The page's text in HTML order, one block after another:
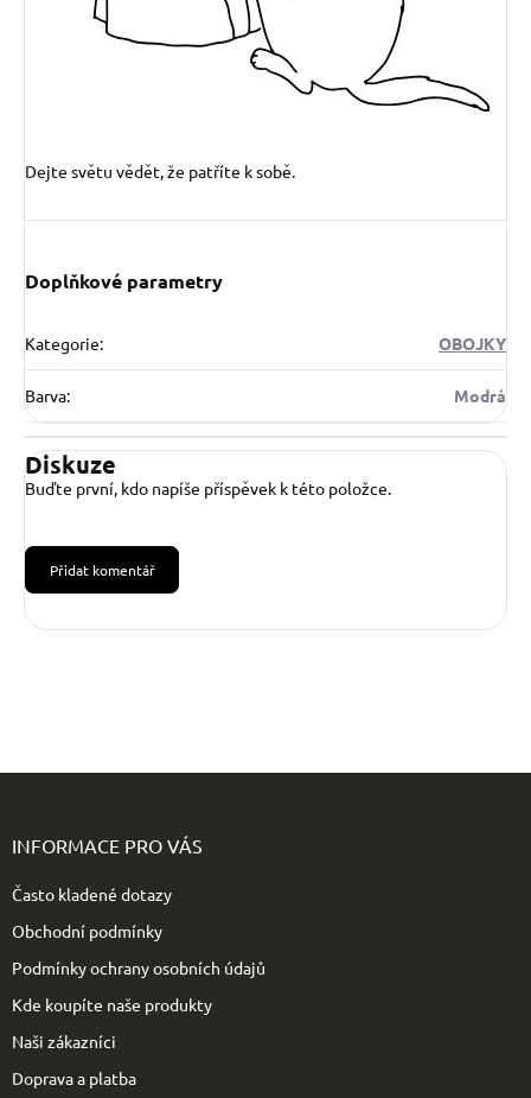
Dejte světu vědět, že patříte k sobě.
Doplňkové parametry
Kategorie: OBOJKY
Barva: Modrá
Diskuze
Buďte první, kdo napíše příspěvek k této položce.
Přidat komentář
INFORMACE PRO VÁS
Často kladené dotazy
Obchodní podmínky
Podmínky ochrany osobních údajů
Kde koupíte naše produkty
Naši zákazníci
Doprava a platba